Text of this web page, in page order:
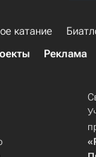
катание
Реклама